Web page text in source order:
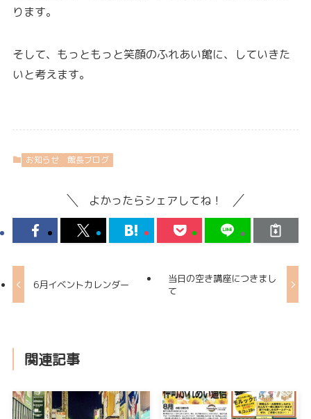
ります。
そして、もっともっと笑顔のふれあい館に、していきた
いと考えます。
お知らせ 館長ブログ
よかったらシェアしてね！
6月イベントカレンダー
当日の空き講座につきまし
て
関連記事